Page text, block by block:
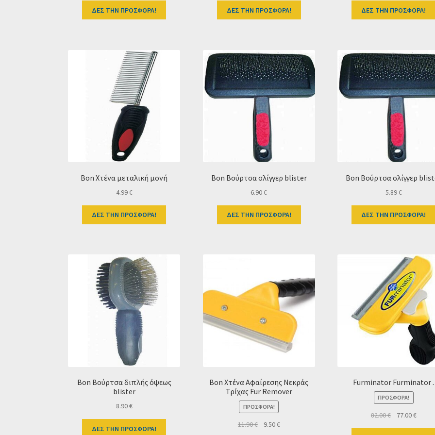
ΔΕΣ ΤΗΝ ΠΡΟΣΦΟΡΑ! ΔΕΣ ΤΗΝ ΠΡΟΣΦΟΡΑ! ΔΕΣ ΤΗΝ ΠΡΟΣΦΟΡΑ!
Bon Xτένα μεταλική μονή
4.99€
ΔΕΣ ΤΗΝ ΠΡΟΣΦΟΡΑ!
Bon Boύρτσα σλίγγερ blister
6.90€
ΔΕΣ ΤΗΝ ΠΡΟΣΦΟΡΑ!
Bon Boύρτσα σλίγγερ
5.89€
ΔΕΣ ΤΗΝ ΠΡΟΣΦΟΡΑ!
Bon Bούρτσα διπλής όψεως
blister
8.90€
ΔΕΣ ΤΗΝ ΠΡΟΣΦΟΡΑ!
Bon Χτένα Αφαίρεσης Νεκράς
Τρίχας Fur Remover
ΠΡΟΣΦΟΡΆ!
11.90€
Original
9.50€Η
Furminator Furminator .
ΠΡΟΣΦΟΡΆ!
82.00€
Original
77.00€Η